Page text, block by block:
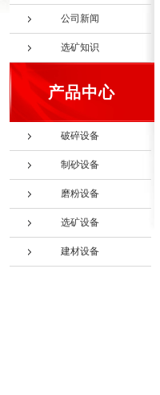
公司新闻
选矿知识
产品中心
破碎设备
制砂设备
磨粉设备
选矿设备
建材设备